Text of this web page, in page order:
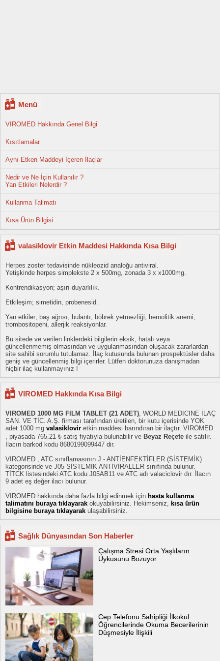
Menü
VIROMED Hakkında Genel Bilgi
Kısıtlamalar
Aynı Etken Maddeyi İçeren İlaçlar
Nedir ve Ne İçin Kullanılır ?
Yan Etkileri Nelerdir ?
Kullanma Talimatı
Kısa Ürün Bilgisi
valasiklovir Etkin Maddesi Hakkında Kısa Bilgi
Herpes zoster tedavisinde nükleozid analoğu antiviral.
Yetişkinde herpes simplekste 2 x 500mg, zonada 3 x x1000mg.
Kontrendikasyon; aşırı duyarlılık.
Etkileşim; simetidin, probenesid.
Yan etkiler; baş ağrısı, bulantı, böbrek yetmezliği, hemolitik anemi,
trombositopeni, allerjik reaksiyonlar.
Bu sitede ve verilen linklerdeki bilgilerin eksik, hatalı veya
güncellenmemiş olmasından ve uygulanmasından oluşacak zararlardan
site sahibi sorumlu tutulamaz. İlaç kutusunda bulunan prospektüsler daha
geniş ve güncellenmiş bilgi içerirler. Lütfen doktorunuza danışmadan
hiçbir ilaç kullanmayınız !
VIROMED Hakkında Kısa Bilgi
VIROMED 1000 MG FILM TABLET (21 ADET), WORLD MEDICINE İLAÇ
SAN. VE TİC. A.Ş. firması tarafından üretilen, bir kutu içerisinde YOK
adet 1000 mg valasiklovir etkin maddesi barındıran bir ilaçtır. VIROMED
, piyasada 765.21 ₺ satış fiyatıyla bulunabilir ve Beyaz Reçete ile satılır.
İlacın barkod kodu 8680199099447 dir.
VIROMED , ATC sınıflamasının J - ANTİENFEKTİFLER (SİSTEMİK)
kategorisinde ve J05 SİSTEMİK ANTİVİRALLER sınıfında bulunur.
TİTCK listesindeki ATC kodu J05AB11 ve ATC adı valaciclovir dır. İlacın
9 adet eş değer ilacı bulunur.
VIROMED hakkında daha fazla bilgi edinmek için hasta kullanma
talimatını buraya tıklayarak okuyabilirsiniz. Hekimseniz, kısa ürün
bilgisine buraya tıklayarak ulaşabilirsiniz.
Sağlık Dünyasından Son Haberler
Çalışma Stresi Orta Yaşlıların
Uykusunu Bozuyor
Cep Telefonu Sahipliği İlkokul
Öğrencilerinde Okuma Becerilerinin
Düşmesiyle İlişkili